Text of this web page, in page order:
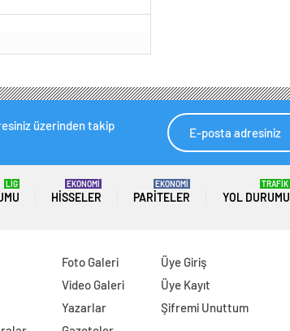
üzerinden takip
LİG
HISSELER
EKONOMİ
PARITELER
EKONOMİ
YOL DURUMU
TRAFİK
Foto Galeri
Video Galeri
Yazarlar
Üye Giriş
Üye Kayıt
Şifremi Unuttum